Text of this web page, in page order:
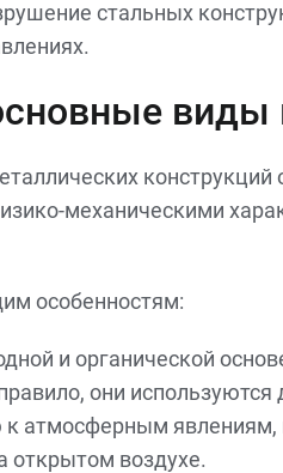
стальных
виды
конструкций
механическими
особенностям:
и органической
они
к атмосферным
открытом воздухе.